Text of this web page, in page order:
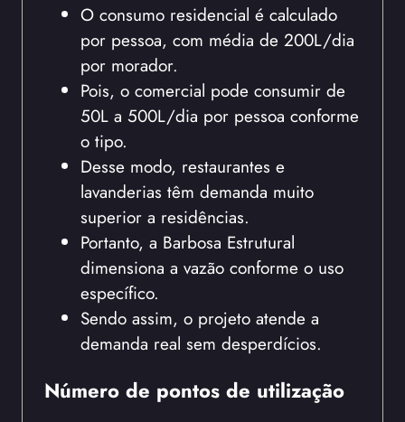
O consumo residencial é calculado
por pessoa, com média de 200L/dia
por morador.
Pois, o comercial pode consumir de
50L a 500L/dia por pessoa conforme
o tipo.
Desse modo, restaurantes e
lavanderias têm demanda muito
superior a residências.
Portanto, a Barbosa Estrutural
dimensiona a vazão conforme o uso
específico.
Sendo assim, o projeto atende a
demanda real sem desperdícios.
Número de pontos de utilização